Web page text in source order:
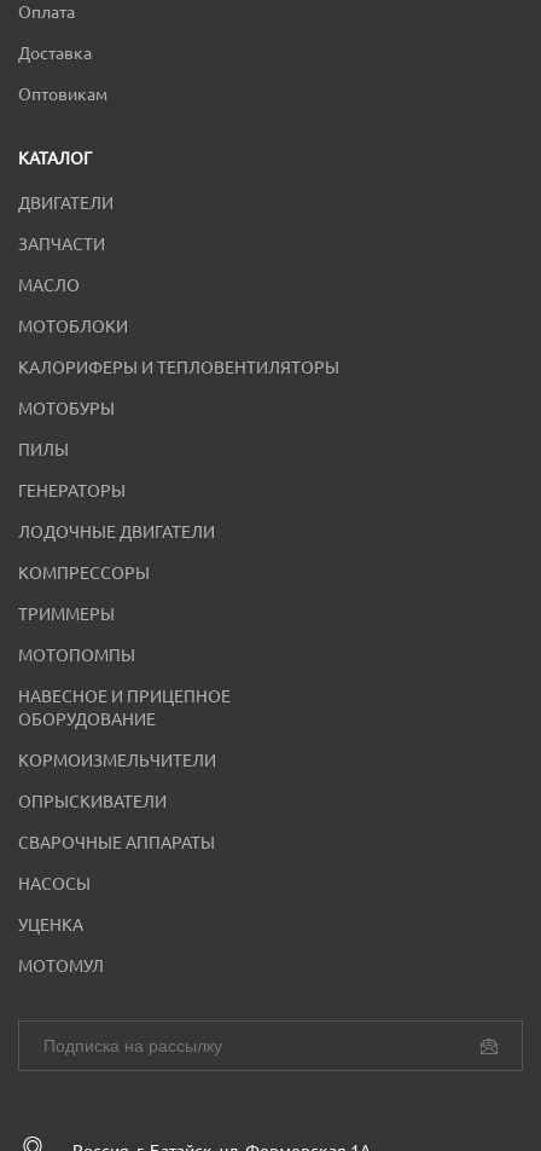
Оплата
Доставка
Оптовикам
КАТАЛОГ
ДВИГАТЕЛИ
ЗАПЧАСТИ
МАСЛО
МОТОБЛОКИ
КАЛОРИФЕРЫ И ТЕПЛОВЕНТИЛЯТОРЫ
МОТОБУРЫ
ПИЛЫ
ГЕНЕРАТОРЫ
ЛОДОЧНЫЕ ДВИГАТЕЛИ
КОМПРЕССОРЫ
ТРИММЕРЫ
МОТОПОМПЫ
НАВЕСНОЕ И ПРИЦЕПНОЕ
ОБОРУДОВАНИЕ
КОРМОИЗМЕЛЬЧИТЕЛИ
ОПРЫСКИВАТЕЛИ
СВАРОЧНЫЕ АППАРАТЫ
НАСОСЫ
УЦЕНКА
МОТОМУЛ